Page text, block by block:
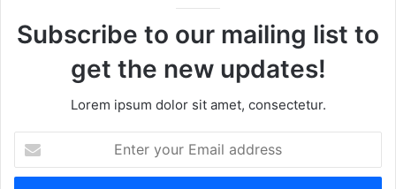
Subscribe to our mailing list to
get the new updates!
Lorem ipsum dolor sit amet, consectetur.
your
Email